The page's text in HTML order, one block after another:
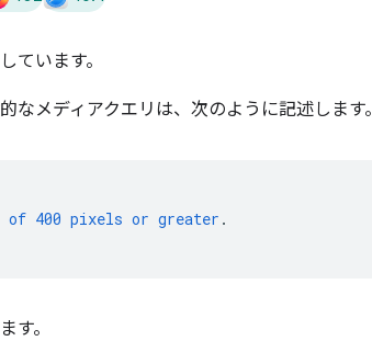
ています。
なメディアクエリは、次のように記述します。
of 400 pixels or greater .
す。